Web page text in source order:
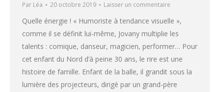
Par Léa 20 octobre 2019 Laisser un commentaire
Quelle énergie ! « Humoriste à tendance visuelle »,
comme il se définit lui-même, Jovany multiplie les
talents : comique, danseur, magicien, performer… Pour
cet enfant du Nord d’à peine 30 ans, le rire est une
histoire de famille. Enfant de la balle, il grandit sous la
lumière des projecteurs, dirigé par un grand-père